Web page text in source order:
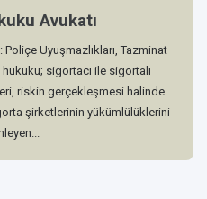
Avukatı
Uyuşmazlıkları, Tazminat
sigortacı ile sigortalı
riskin gerçekleşmesi halinde
şirketlerinin yükümlülüklerini